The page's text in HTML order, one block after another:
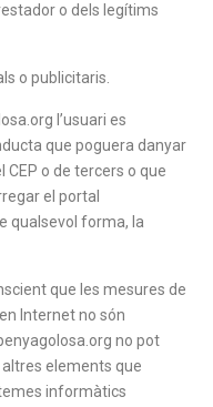
o dels legítims
o publicitaris.
l’usuari es
que poguera danyar
CEP o de tercers o que
el portal
qualsevol forma, la
que les mesures de
Internet no són
no pot
elements que
informàtics